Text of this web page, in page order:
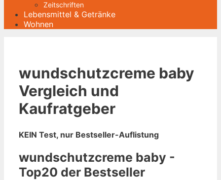
Zeitschriften
Lebensmittel & Getränke
Wohnen
wundschutzcreme baby
Vergleich und
Kaufratgeber
KEIN Test, nur Bestseller-Auflistung
wundschutzcreme baby -
Top20 der Bestseller